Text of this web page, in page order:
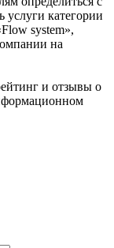
услуги категории
system»,
на
и отзывы о